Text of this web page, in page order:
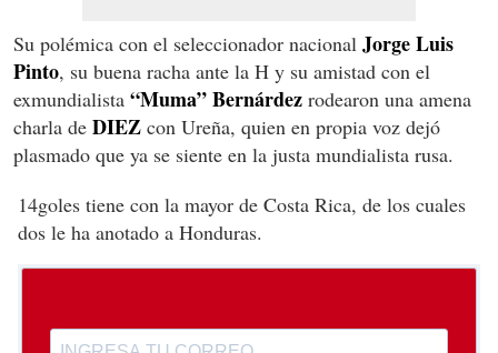
Su polémica con el seleccionador nacional Jorge Luis
Pinto, su buena racha ante la H y su amistad con el
exmundialista “Muma” Bernárdez rodearon una amena
charla de DIEZ con Ureña, quien en propia voz dejó
plasmado que ya se siente en la justa mundialista rusa.
14goles tiene con la mayor de Costa Rica, de los cuales
dos le ha anotado a Honduras.